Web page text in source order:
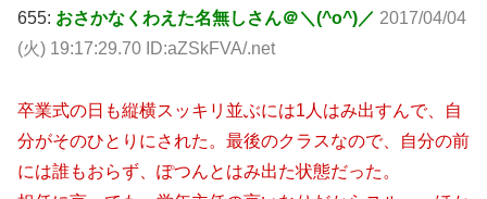
655: おさかなくわえた名無しさん＠＼(^o^)／ 2017/04/04
(火) 19:17:29.70 ID:aZSkFVA/.net
卒業式の日も縦横スッキリ並ぶには1人はみ出すんで、自
分がそのひとりにされた。最後のクラスなので、自分の前
には誰もおらず、ぽつんとはみ出た状態だった。